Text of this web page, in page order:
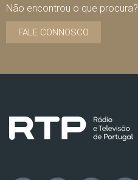
Não encontrou o que procura?
FALE CONNOSCO